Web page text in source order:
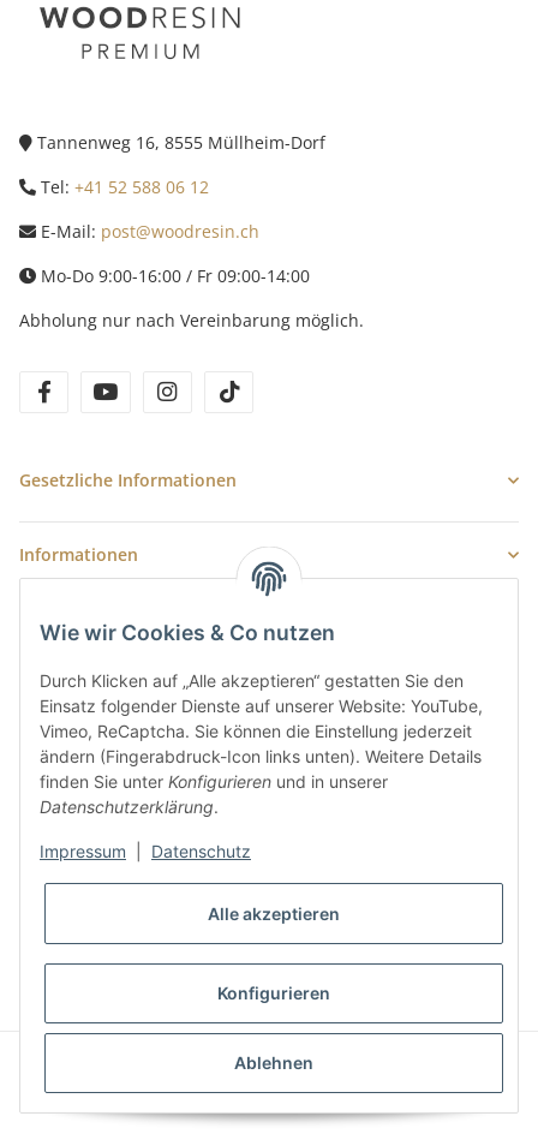
Wie wir Cookies & Co nutzen
Durch Klicken auf „Alle akzeptieren“ gestatten Sie den
Einsatz folgender Dienste auf unserer Website: YouTube,
Vimeo, ReCaptcha. Sie können die Einstellung jederzeit
ändern (Fingerabdruck-Icon links unten). Weitere Details
finden Sie unter Konfigurieren und in unserer
Datenschutzerklärung.
Impressum Datenschutz
Alle akzeptieren
Konfigurieren
Ablehnen
Tannenweg 16, 8555 Müllheim-Dorf
Tel: +41 52 588 06 12
E-Mail: post@woodresin.ch
Mo-Do 9:00-16:00 / Fr 09:00-14:00
Abholung nur nach Vereinbarung möglich.
facebookyoutube instagram
Gesetzliche Informationen
Informationen
Newsletter Abonnieren
Bitte senden Sie mir entsprechend IhrerDatenschutzerklärungregelmäßig
und jederzeit widerruflich Informationen zu Ihrem Produktsortiment per E-
Mail zu.
JTL-Shop|AVIA JTL-Shop Template